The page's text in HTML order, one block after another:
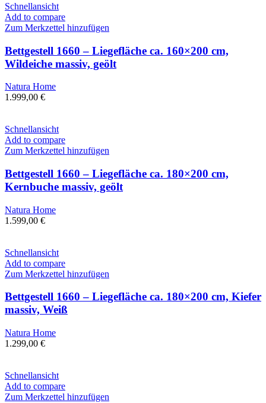
Schnellansicht
Add to compare
Zum Merkzettel hinzufügen
Bettgestell 1660 – Liegefläche ca. 160×200 cm,
Wildeiche massiv, geölt
Natura Home
1.999,00 €
Schnellansicht
Add to compare
Zum Merkzettel hinzufügen
Bettgestell 1660 – Liegefläche ca. 180×200 cm,
Kernbuche massiv, geölt
Natura Home
1.599,00 €
Schnellansicht
Add to compare
Zum Merkzettel hinzufügen
Bettgestell 1660 – Liegefläche ca. 180×200 cm, Kiefer
massiv, Weiß
Natura Home
1.299,00 €
Schnellansicht
Add to compare
Zum Merkzettel hinzufügen